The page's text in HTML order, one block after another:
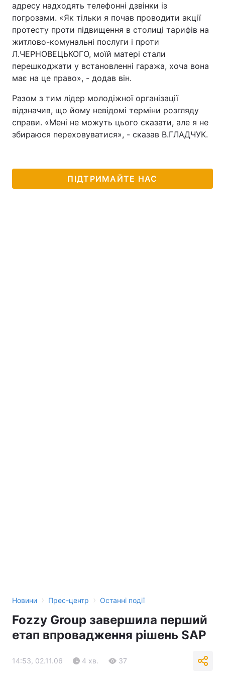
адресу надходять телефонні дзвінки із
погрозами. «Як тільки я почав проводити акції
протесту проти підвищення в столиці тарифів на
житлово-комунальні послуги і проти
Л.ЧЕРНОВЕЦЬКОГО, моїй матері стали
перешкоджати у встановленні гаража, хоча вона
має на це право», - додав він.
Разом з тим лідер молодіжної організації
відзначив, що йому невідомі терміни розгляду
справи. «Мені не можуть цього сказати, але я не
збираюся переховуватися», - сказав В.ГЛАДЧУК.
ПІДТРИМАЙТЕ НАС
Новини › Прес-центр › Останні події
Fozzy Group завершила перший
етап впровадження рішень SAP
14:53, 02.11.06 4 хв. 37